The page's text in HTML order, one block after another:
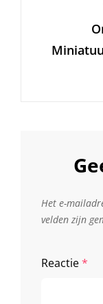
Het e-
velden zijn
Reactie*